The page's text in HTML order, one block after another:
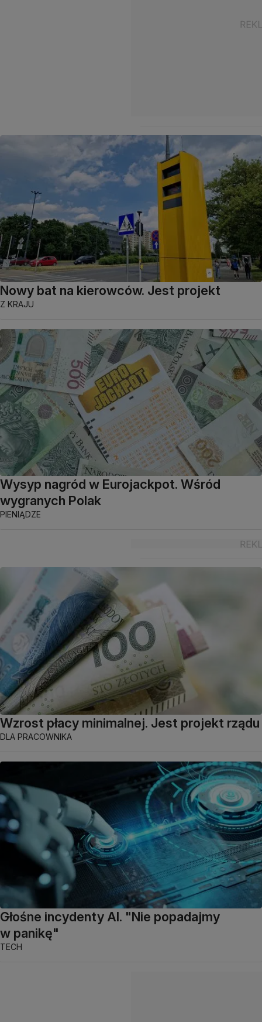
Nowy bat na kierowców. Jest projekt
Z KRAJU
Wysyp nagród w Eurojackpot. Wśród
wygranych Polak
PIENIĄDZE
Wzrost płacy minimalnej. Jest projekt rządu
DLA PRACOWNIKA
Głośne incydenty AI. "Nie popadajmy
w panikę"
TECH